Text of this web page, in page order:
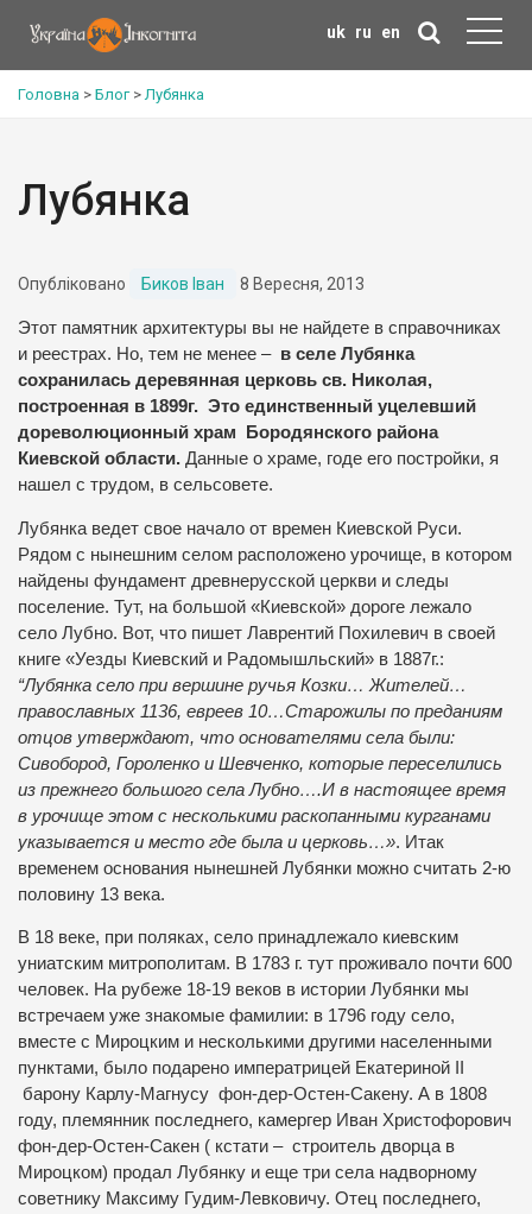
uk ru en
Головна > Блог>Лубянка
Лубянка
Опубліковано Биков Іван 8 Вересня, 2013
Этот памятник архитектуры вы не найдете в справочниках
и реестрах. Но, тем не менее – в селе Лубянка
сохранилась деревянная церковь св. Николая,
построенная в 1899г. Это единственный уцелевший
дореволюционный храм Бородянского района
Киевской области. Данные о храме, годе его постройки, я
нашел с трудом, в сельсовете.
Лубянка ведет свое начало от времен Киевской Руси.
Рядом с нынешним селом расположено урочище, в котором
найдены фундамент древнерусской церкви и следы
поселение. Тут, на большой «Киевской» дороге лежало
село Лубно. Вот, что пишет Лаврентий Похилевич в своей
книге «Уезды Киевский и Радомышльский» в 1887г.:
“Лубянка село при вершине ручья Козки… Жителей…
православных 1136, евреев 10…Старожилы по преданиям
отцов утверждают, что основателями села были:
Сивобород, Гороленко и Шевченко, которые переселились
из прежнего большого села Лубно….И в настоящее время
в урочище этом с несколькими раскопанными курганами
указывается и место где была и церковь…». Итак
временем основания нынешней Лубянки можно считать 2-ю
половину 13 века.
В 18 веке, при поляках, село принадлежало киевским
униатским митрополитам. В 1783 г. тут проживало почти 600
человек. На рубеже 18-19 веков в истории Лубянки мы
встречаем уже знакомые фамилии: в 1796 году село,
вместе с Мироцким и несколькими другими населенными
пунктами, было подарено императрицей Екатериной II
барону Карлу-Магнусу фон-дер-Остен-Сакену. А в 1808
году, племянник последнего, камергер Иван Христофорович
фон-дер-Остен-Сакен ( кстати – строитель дворца в
Мироцком) продал Лубянку и еще три села надворному
советнику Максиму Гудим-Левковичу. Отец последнего,